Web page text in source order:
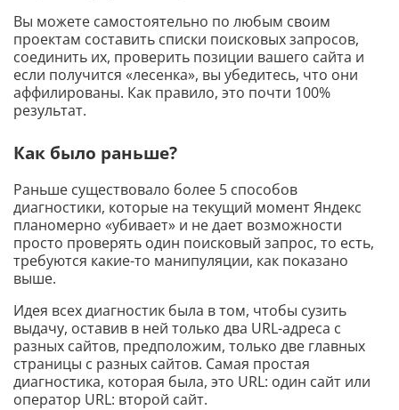
Вы можете самостоятельно по любым своим
проектам составить списки поисковых запросов,
соединить их, проверить позиции вашего сайта и
если получится «лесенка», вы убедитесь, что они
аффилированы. Как правило, это почти 100%
результат.
Как было раньше?
Раньше существовало более 5 способов
диагностики, которые на текущий момент Яндекс
планомерно «убивает» и не дает возможности
просто проверять один поисковый запрос, то есть,
требуются какие-то манипуляции, как показано
выше.
Идея всех диагностик была в том, чтобы сузить
выдачу, оставив в ней только два URL-адреса с
разных сайтов, предположим, только две главных
страницы с разных сайтов. Самая простая
диагностика, которая была, это URL: один сайт или
оператор URL: второй сайт.